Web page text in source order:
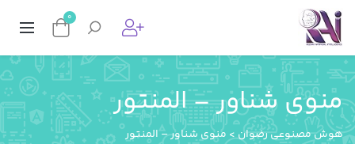
0
منوی شناور – المنتور
هوش مصنوعی رضوان> منوی شناور – المنتور